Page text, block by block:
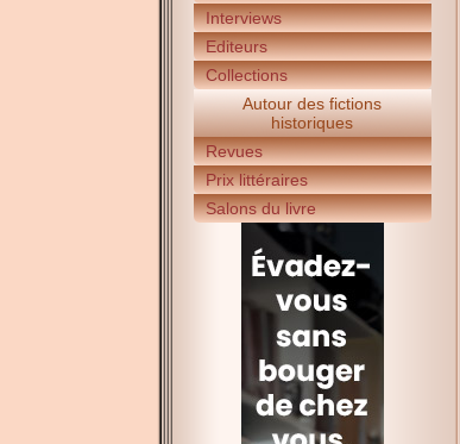
Interviews
Editeurs
Collections
Autour des fictions
historiques
Revues
Prix littéraires
Salons du livre